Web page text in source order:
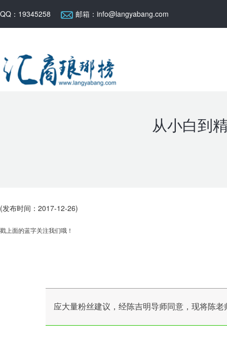
QQ：19345258 邮箱：info@langyabang.com
从小白到
(发布时间：2017-12-26)
戳上面的蓝字关注我们哦！
应大量粉丝建议，经陈吉明导师同意，现将陈